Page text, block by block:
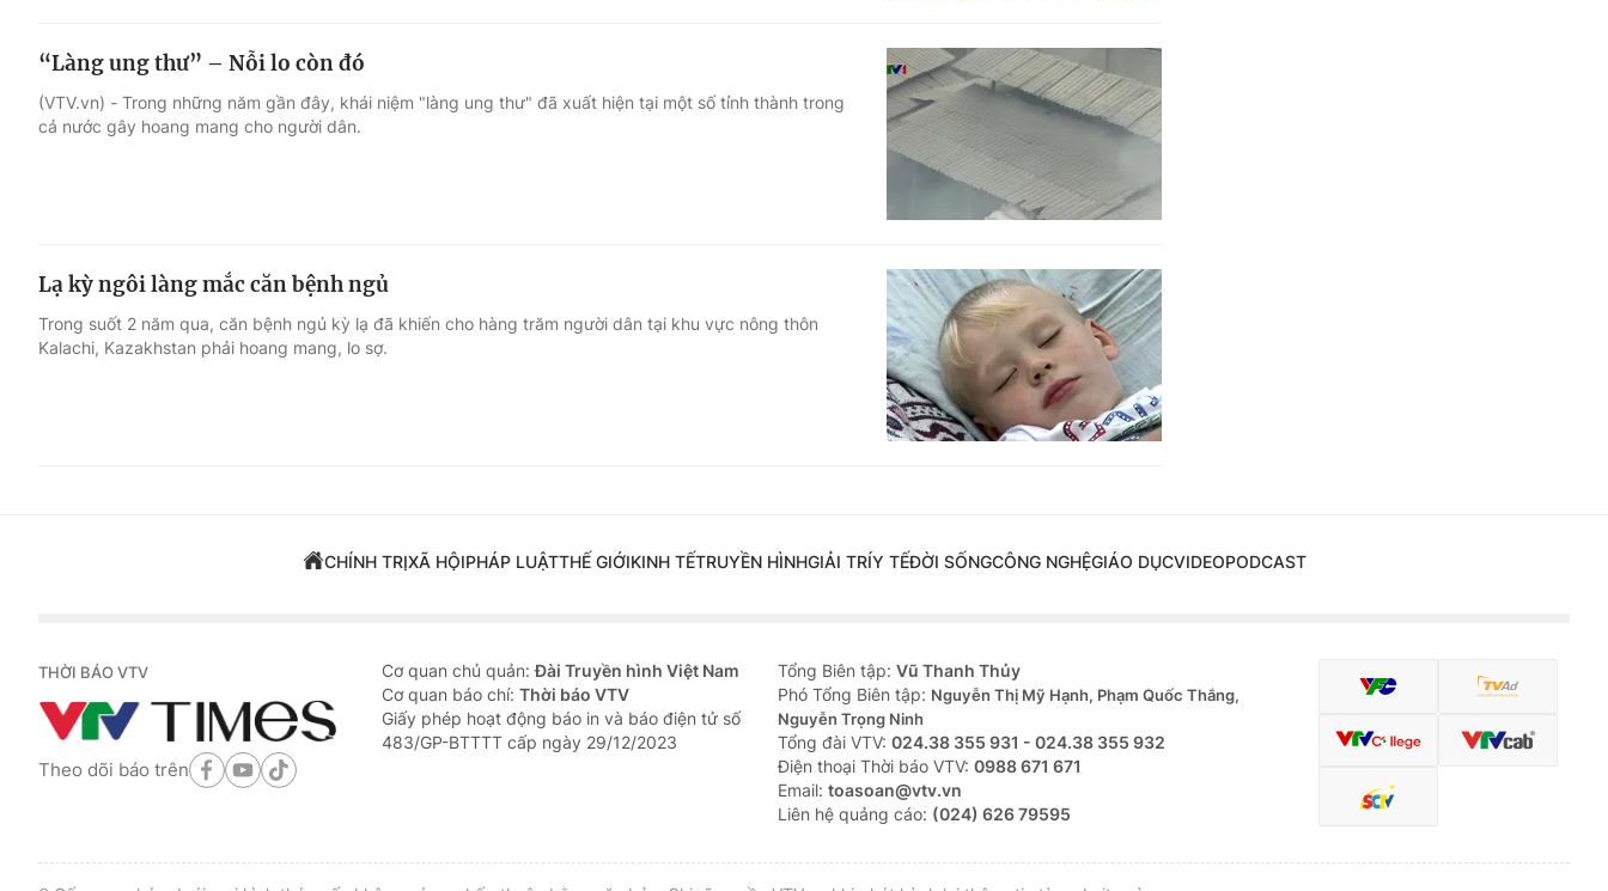
“Làng ung thư” – Nỗi lo còn đó
(VTV.vn) - Trong những năm gần đây, khái niệm "làng ung thư" đã xuất hiện tại một số tỉnh thành trong
cả nước gây hoang mang cho người dân.
Lạ kỳ ngôi làng mắc căn bệnh ngủ
Trong suốt 2 năm qua, căn bệnh ngủ kỳ lạ đã khiến cho hàng trăm người dân tại khu vực nông thôn
Kalachi, Kazakhstan phải hoang mang, lo sợ.
CHÍNH TRỊXÃ HỘIPHÁP LUẬTTHẾ GIỚIKINH TẾTRUYỀN HÌNHGIẢI TRÍY TẾĐỜI SỐNGCÔNG NGHỆGIÁO DỤCVIDEOPODCAST
THỜI BÁO VTV
Theo dõi báo trên
Cơ quan chủ quản:Đài Truyền hình Việt Nam
Cơ quan báo chí: Thời báo VTV
Giấy phép hoạt động báo in và báo điện tử số
483/GP-BTTTT cấp ngày 29/12/2023
Tổng Biên tập: Vũ Thanh Thủy
Phó Tổng Biên tập: Nguyễn Thị Mỹ Hạnh, Phạm Quốc Thắng,
Nguyễn Trọng Ninh
Tổng đài VTV: 024.38 355 931 - 024.38 355 932
Ðiện thoại Thời báo VTV: 0988 671 671
Email: toasoan@vtv.vn
Liên hệ quảng cáo: (024) 626 79595